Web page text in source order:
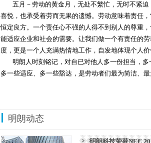
五月－劳动的黄金月，无处不繁忙，无时不紧
喜悦，也承受着劳而无果的遗憾。劳动意味着责任
恒定良方。一个责任心不强的人得不到别人的尊重
能适应企业和社会的需要。让我们做一个有责任的
度，更是一个人充满热情地工作，自发地体现个人
明朗人时刻铭记，对自已对他人多一份担当，
多一些适应、多一些豁达，是劳动者们最为简洁、
明朗动态